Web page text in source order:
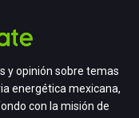
y opinión sobre temas
energética mexicana,
con la misión de